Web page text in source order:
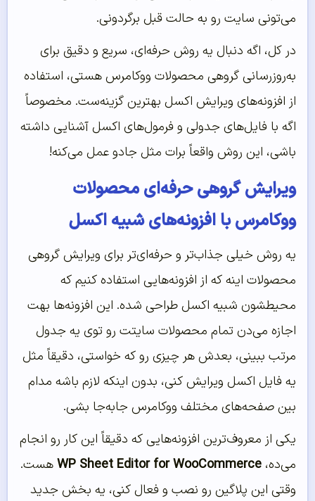
می‌تونی سایت رو به حالت قبل برگردونی.
در کل، اگه دنبال یه روش حرفه‌ای، سریع و دقیق برای
به‌روزرسانی گروهی محصولات ووکامرس هستی، استفاده
از افزونه‌های ویرایش اکسل بهترین گزینه‌ست. مخصوصاً
اگه با فایل‌های جدولی و فرمول‌های اکسل آشنایی داشته
باشی، این روش واقعاً برات مثل جادو عمل می‌کنه!
ویرایش گروهی حرفه‌ای محصولات
ووکامرس با افزونه‌های شبیه اکسل
یه روش خیلی جذاب‌تر و حرفه‌ای‌تر برای ویرایش گروهی
محصولات اینه که از افزونه‌هایی استفاده کنیم که
محیطشون شبیه اکسل طراحی شده. این افزونه‌ها بهت
اجازه می‌دن تمام محصولات سایتت رو توی یه جدول
مرتب ببینی، بعدش هر چیزی رو که خواستی، دقیقاً مثل
یه فایل اکسل ویرایش کنی، بدون اینکه لازم باشه مدام
بین صفحه‌های مختلف ووکامرس جابه‌جا بشی.
یکی از معروف‌ترین افزونه‌هایی که دقیقاً این کار رو انجام
می‌ده، WP Sheet Editor for WooCommerceهست.
وقتی این پلاگین رو نصب و فعال کنی، یه بخش جدید